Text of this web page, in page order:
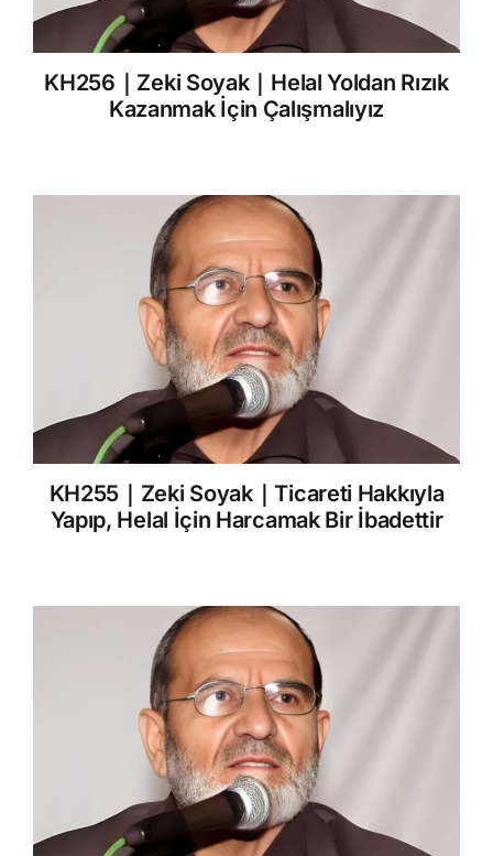
KH256｜Zeki Soyak｜Helal Yoldan Rızık
Kazanmak İçin Çalışmalıyız
KH255｜Zeki Soyak｜Ticareti Hakkıyla
Yapıp, Helal İçin Harcamak Bir İbadettir